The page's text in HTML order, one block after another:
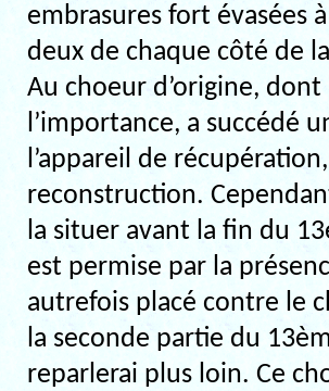
embrasures fort évasées
deux de chaque côté de
Au choeur d’origine,
l’importance, a succédé
l’appareil de
reconstruction.
la situer avant la fin du
est permise par la
autrefois placé contre le
la seconde partie du
reparlerai plus loin. Ce